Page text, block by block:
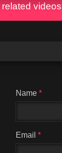
videos
Name*
Email*